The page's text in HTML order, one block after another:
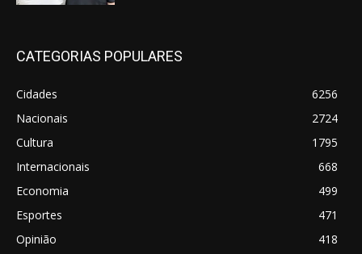
CATEGORIAS POPULARES
Cidades
6256
Nacionais
2724
Cultura
1795
Internacionais
668
Economia
499
Esportes
471
Opinião
418